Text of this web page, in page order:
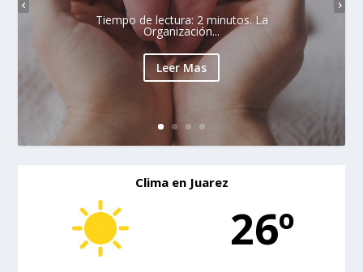
Tiempo de lectura: 2 minutos. La
Organización...
Leer Mas
Clima en Juarez
26º